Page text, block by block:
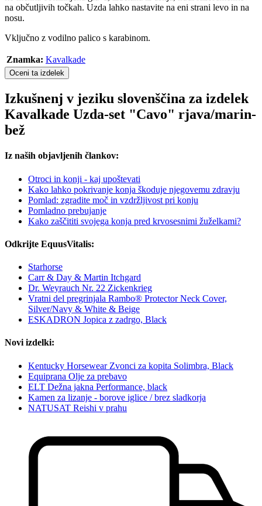
na občutljivih točkah. Uzda lahko nastavite na eni strani levo in na
nosu.
Vključno z vodilno palico s karabinom.
Znamka: Kavalkade
Oceni ta izdelek
Izkušnenj v jeziku slovenščina za izdelek
Kavalkade Uzda-set "Cavo" rjava/marin-
bež
Iz naših objavljenih člankov:
Otroci in konji - kaj upoštevati
Kako lahko pokrivanje konja škoduje njegovemu zdravju
Pomlad: zgradite moč in vzdržljivost pri konju
Pomladno prebujanje
Kako zaščititi svojega konja pred krvosesnimi žuželkami?
Odkrijte EquusVitalis:
Starhorse
Carr & Day & Martin Itchgard
Dr. Weyrauch Nr. 22 Zickenkrieg
Vratni del pregrinjala Rambo® Protector Neck Cover,
Silver/Navy & White & Beige
ESKADRON Jopica z zadrgo, Black
Novi izdelki:
Kentucky Horsewear Zvonci za kopita Solimbra, Black
Equiprana Olje za prebavo
ELT Dežna jakna Performance, black
Kamen za lizanje - borove iglice / brez sladkorja
NATUSAT Reishi v prahu